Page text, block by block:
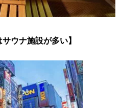
サウナ施設が多い】